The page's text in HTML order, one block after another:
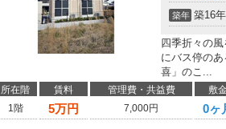
築年 築16年
四季折々の
にバス停の
喜」のこ...
所在階 賃料 管理費・共益費 敷金
1階
5万円 7,000円 0ヶ